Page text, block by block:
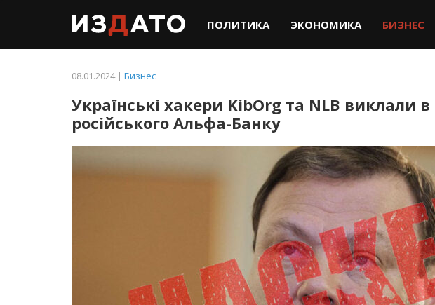
ПОЛИТИКА ЭКОНОМИКА БИЗНЕС
08.01.2024 | Бизнес
Українські хакери KibOrg та NLB виклали
російського Альфа-Банку